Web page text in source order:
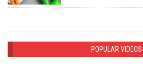
POPULAR VIDEOS